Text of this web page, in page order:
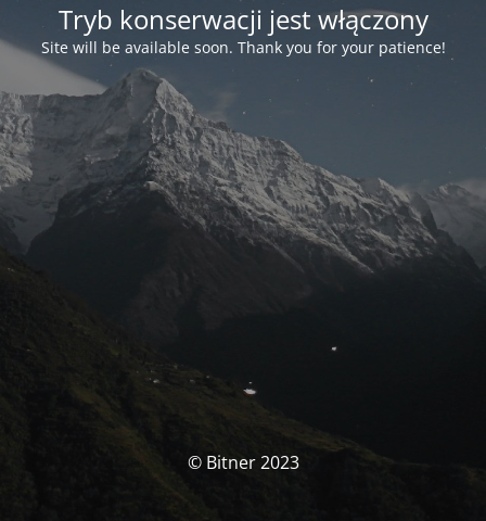
Tryb konserwacji jest włączony
Site will be available soon. Thank you for your patience!
© Bitner 2023